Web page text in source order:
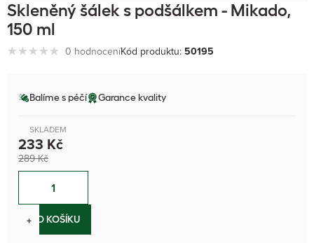
Skleněný šálek s podšálkem - Mikado,
150 ml
0 hodnoceníKód produktu: 50195
Balíme s péčí Garance kvality
SKLADEM
233 Kč
289 Kč
−
+DO KOŠÍKU